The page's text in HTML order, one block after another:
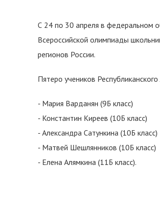
С 24 по 30 апреля в федеральном
Всероссийской олимпиады
регионов России.
Пятеро учеников
- Мария Варданян (9Б класс)
- Константин Киреев (10Б класс)
- Александра Сатункина (10Б класс)
- Матвей Шешлянников (10Б класс)
- Елена Алямкина (11Б класс).